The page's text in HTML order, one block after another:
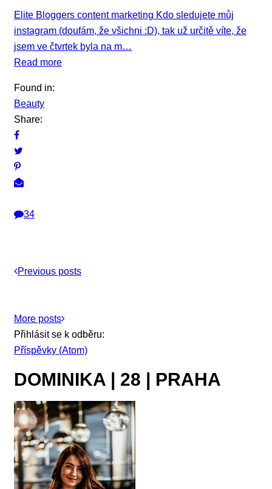
Elite Bloggers content marketing Kdo sledujete můj
instagram (doufám, že všichni :D), tak už určitě víte, že
jsem ve čtvrtek byla na m…
Read more
Found in:
Beauty
Share:
34
Previous posts
More posts
Přihlásit se k odběru:
Příspěvky (Atom)
DOMINIKA | 28 | PRAHA